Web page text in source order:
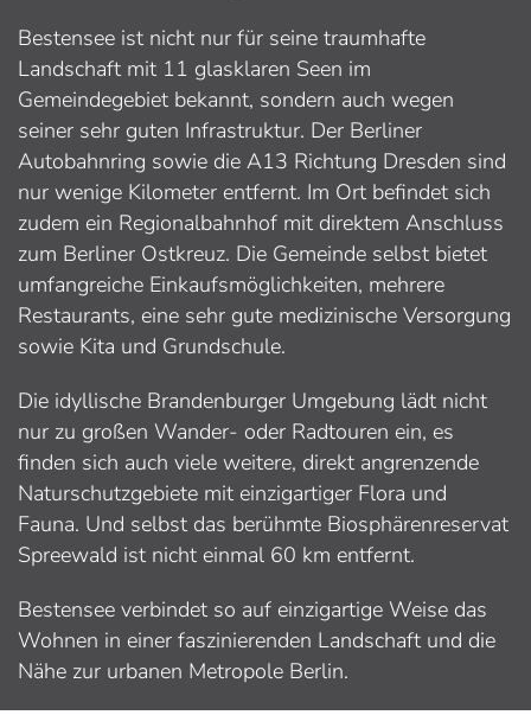
Bestensee ist nicht nur für seine traumhafte
Landschaft mit 11 glasklaren Seen im
Gemeindegebiet bekannt, sondern auch wegen
seiner sehr guten Infrastruktur. Der Berliner
Autobahnring sowie die A13 Richtung Dresden sind
nur wenige Kilometer entfernt. Im Ort befindet sich
zudem ein Regionalbahnhof mit direktem Anschluss
zum Berliner Ostkreuz. Die Gemeinde selbst bietet
umfangreiche Einkaufsmöglichkeiten, mehrere
Restaurants, eine sehr gute medizinische Versorgung
sowie Kita und Grundschule.
Die idyllische Brandenburger Umgebung lädt nicht
nur zu großen Wander- oder Radtouren ein, es
finden sich auch viele weitere, direkt angrenzende
Naturschutzgebiete mit einzigartiger Flora und
Fauna. Und selbst das berühmte Biosphärenreservat
Spreewald ist nicht einmal 60 km entfernt.
Bestensee verbindet so auf einzigartige Weise das
Wohnen in einer faszinierenden Landschaft und die
Nähe zur urbanen Metropole Berlin.